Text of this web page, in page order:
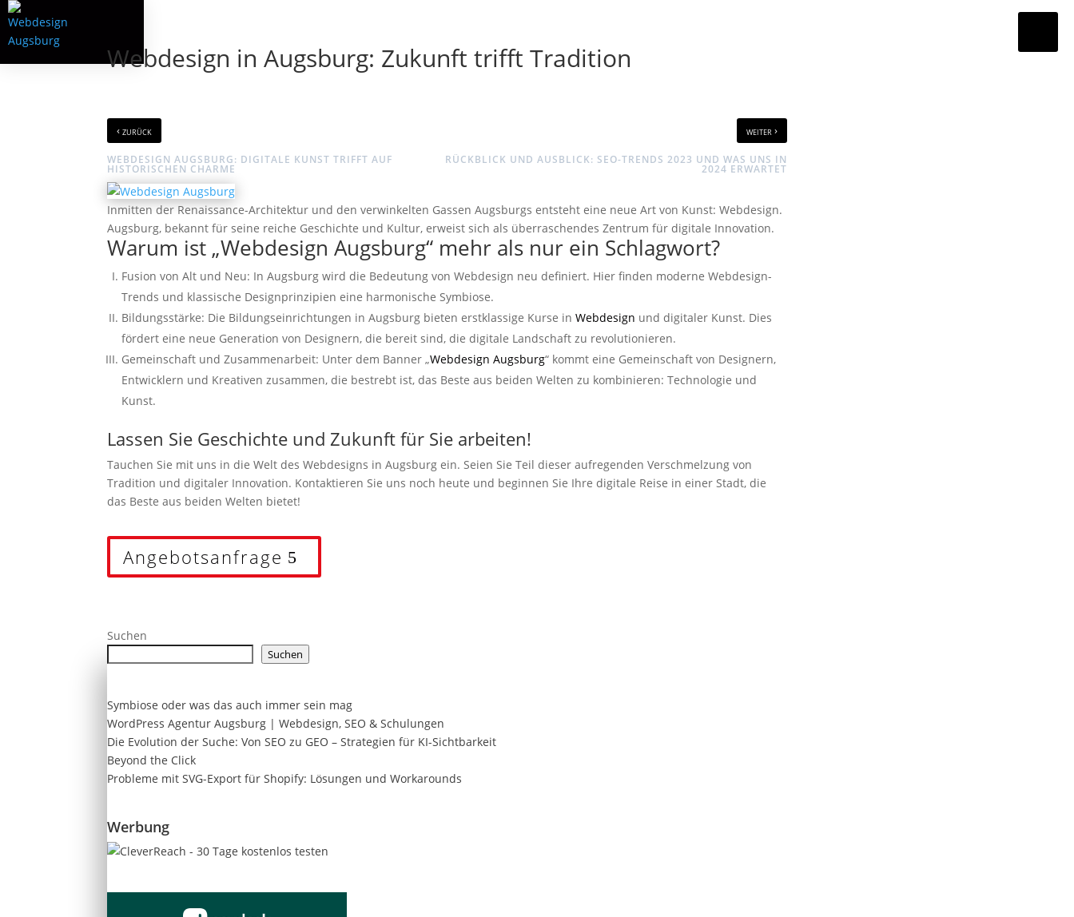
Webdesign in Augsburg: Zukunft trifft Tradition
‹zurück
WEBDESIGN AUGSBURG: DIGITALE KUNST TRIFFT AUF
HISTORISCHEN CHARME
weiter›
RÜCKBLICK UND AUSBLICK: SEO-TRENDS 2023 UND WAS UNS IN
2024 ERWARTET
Inmitten der Renaissance-Architektur und den verwinkelten Gassen Augsburgs entsteht eine neue Art von Kunst: Webdesign.
Augsburg, bekannt für seine reiche Geschichte und Kultur, erweist sich als überraschendes Zentrum für digitale Innovation.
Warum ist „Webdesign Augsburg“ mehr als nur ein Schlagwort?
Fusion von Alt und Neu: In Augsburg wird die Bedeutung von Webdesign neu definiert. Hier finden moderne Webdesign-
Trends und klassische Designprinzipien eine harmonische Symbiose.
Bildungsstärke: Die Bildungseinrichtungen in Augsburg bieten erstklassige Kurse inWebdesign und digitaler Kunst. Dies
fördert eine neue Generation von Designern, die bereit sind, die digitale Landschaft zu revolutionieren.
Gemeinschaft und Zusammenarbeit: Unter dem Banner „Webdesign Augsburg“ kommt eine Gemeinschaft von Designern,
Entwicklern und Kreativen zusammen, die bestrebt ist, das Beste aus beiden Welten zu kombinieren: Technologie und
Kunst.
Lassen Sie Geschichte und Zukunft für Sie arbeiten!
Tauchen Sie mit uns in die Welt des Webdesigns in Augsburg ein. Seien Sie Teil dieser aufregenden Verschmelzung von
Tradition und digitaler Innovation. Kontaktieren Sie uns noch heute und beginnen Sie Ihre digitale Reise in einer Stadt, die
das Beste aus beiden Welten bietet!
Angebotsanfrage
Suchen
Suchen
Symbiose oder was das auch immer sein mag
WordPress Agentur Augsburg | Webdesign, SEO & Schulungen
Die Evolution der Suche: Von SEO zu GEO – Strategien für KI-Sichtbarkeit
Beyond the Click
Probleme mit SVG-Export für Shopify: Lösungen und Workarounds
Werbung